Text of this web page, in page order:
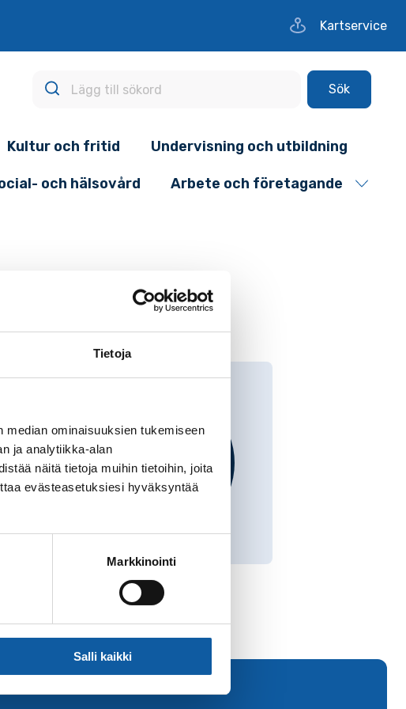
Tietoja
median ominaisuuksien tukemiseen
ja analytiikka-alan
näitä tietoja muihin tietoihin, joita
evästeasetuksiesi hyväksyntää
Markkinointi
Salli kaikki
Kartservice
Sök
Kultur och fritid Undervisning och utbildning
och hälsovård Arbete och företagande